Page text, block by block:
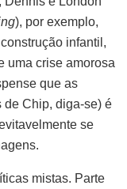
), por exemplo,
infantil,
uma crise amorosa
que as
de Chip, diga-se) é
se
mistas. Parte